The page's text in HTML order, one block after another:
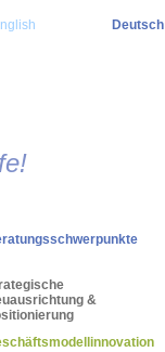
Deutsch
&